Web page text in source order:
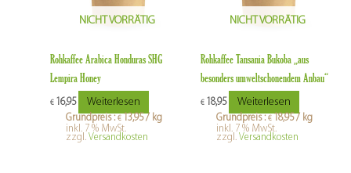
NICHT VORRÄTIG
Rohkaffee Arabica Honduras SHG
Lempira Honey
€ 16,95 Weiterlesen
Grundpreis : € 13,95/ kg
inkl. 7 % MwSt.
zzgl. Versandkosten
NICHT VORRÄTIG
Rohkaffee Tansania Bukoba „aus
besonders umweltschonendem Anbau“
€ 18,95 Weiterlesen
Grundpreis : € 18,95/ kg
inkl. 7 % MwSt.
zzgl. Versandkosten